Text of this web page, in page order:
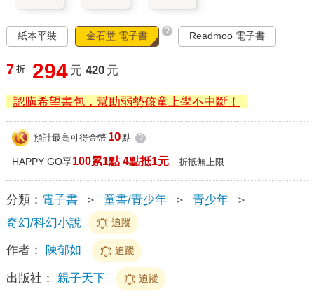
紙本平裝 金石堂 電子書 ? Readmoo 電子書
7 折 294 元 420 元
認購希望書包，幫助弱勢孩童上學不中斷！
預計最高可得金幣 10點 ?
HAPPY GO享100累1點 4點抵1元 折抵無上限
分類： 電子書 ＞ 童書/青少年 ＞ 青少年
＞
奇幻/科幻小說
追蹤
作者： 陳郁如 追蹤
出版社： 親子天下 追蹤